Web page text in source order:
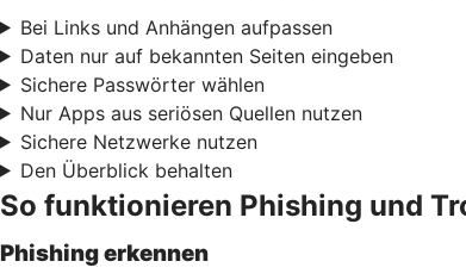
Bei Links und Anhängen aufpassen
Daten nur auf bekannten Seiten eingeben
Sichere Passwörter wählen
Nur Apps aus seriösen Quellen nutzen
Sichere Netzwerke nutzen
Den Überblick behalten
So funktionieren Phishing und
Phishing erkennen